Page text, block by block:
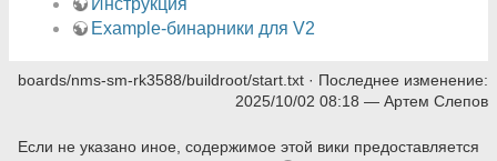
Инструкция
Example-бинарники для V2
boards/nms-sm-rk3588/buildroot/start.txt · Последнее изменение:
2025/10/02 08:18 — Артем Слепов
Если не указано иное, содержимое этой вики предоставляется